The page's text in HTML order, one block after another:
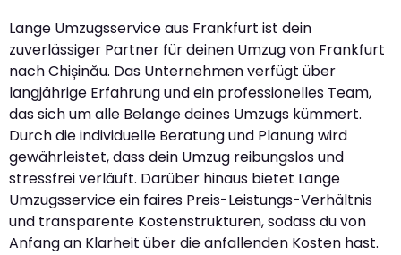
Lange Umzugsservice aus Frankfurt ist dein
zuverlässiger Partner für deinen Umzug von Frankfurt
nach Chișinău. Das Unternehmen verfügt über
langjährige Erfahrung und ein professionelles Team,
das sich um alle Belange deines Umzugs kümmert.
Durch die individuelle Beratung und Planung wird
gewährleistet, dass dein Umzug reibungslos und
stressfrei verläuft. Darüber hinaus bietet Lange
Umzugsservice ein faires Preis-Leistungs-Verhältnis
und transparente Kostenstrukturen, sodass du von
Anfang an Klarheit über die anfallenden Kosten hast.